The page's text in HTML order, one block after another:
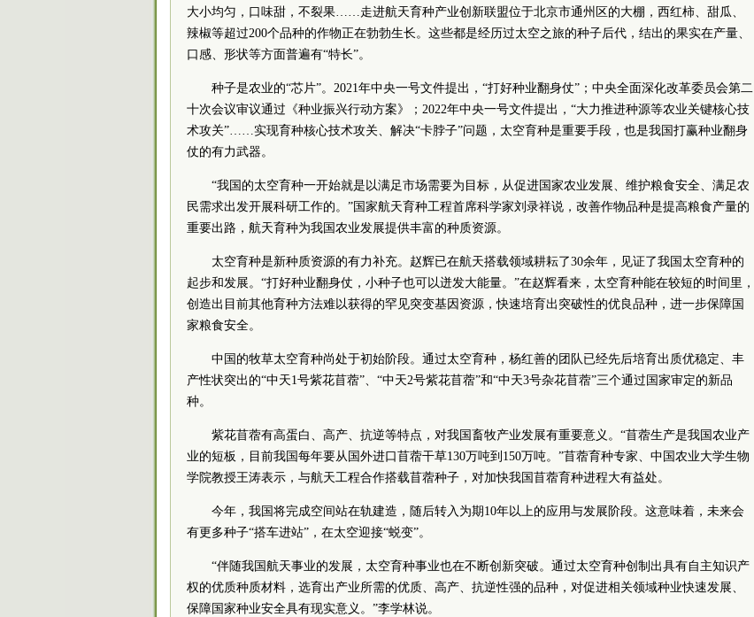
大小均匀，口味甜，不裂果……走进航天育种产业创新联盟位于北京市通州区的大棚，西红柿、甜瓜、
辣椒等超过200个品种的作物正在勃勃生长。这些都是经历过太空之旅的种子后代，结出的果实在产量、
口感、形状等方面普遍有“特长”。
种子是农业的“芯片”。2021年中央一号文件提出，“打好种业翻身仗”；中央全面深化改革委员会第二
十次会议审议通过《种业振兴行动方案》；2022年中央一号文件提出，“大力推进种源等农业关键核心技
术攻关”……实现育种核心技术攻关、解决“卡脖子”问题，太空育种是重要手段，也是我国打赢种业翻身
仗的有力武器。
“我国的太空育种一开始就是以满足市场需要为目标，从促进国家农业发展、维护粮食安全、满足农
民需求出发开展科研工作的。”国家航天育种工程首席科学家刘录祥说，改善作物品种是提高粮食产量的
重要出路，航天育种为我国农业发展提供丰富的种质资源。
太空育种是新种质资源的有力补充。赵辉已在航天搭载领域耕耘了30余年，见证了我国太空育种的
起步和发展。“打好种业翻身仗，小种子也可以迸发大能量。”在赵辉看来，太空育种能在较短的时间里，
创造出目前其他育种方法难以获得的罕见突变基因资源，快速培育出突破性的优良品种，进一步保障国
家粮食安全。
中国的牧草太空育种尚处于初始阶段。通过太空育种，杨红善的团队已经先后培育出质优稳定、丰
产性状突出的“中天1号紫花苜蓿”、“中天2号紫花苜蓿”和“中天3号杂花苜蓿”三个通过国家审定的新品
种。
紫花苜蓿有高蛋白、高产、抗逆等特点，对我国畜牧产业发展有重要意义。“苜蓿生产是我国农业产
业的短板，目前我国每年要从国外进口苜蓿干草130万吨到150万吨。”苜蓿育种专家、中国农业大学生物
学院教授王涛表示，与航天工程合作搭载苜蓿种子，对加快我国苜蓿育种进程大有益处。
今年，我国将完成空间站在轨建造，随后转入为期10年以上的应用与发展阶段。这意味着，未来会
有更多种子“搭车进站”，在太空迎接“蜕变”。
“伴随我国航天事业的发展，太空育种事业也在不断创新突破。通过太空育种创制出具有自主知识产
权的优质种质材料，选育出产业所需的优质、高产、抗逆性强的品种，对促进相关领域种业快速发展、
保障国家种业安全具有现实意义。”李学林说。